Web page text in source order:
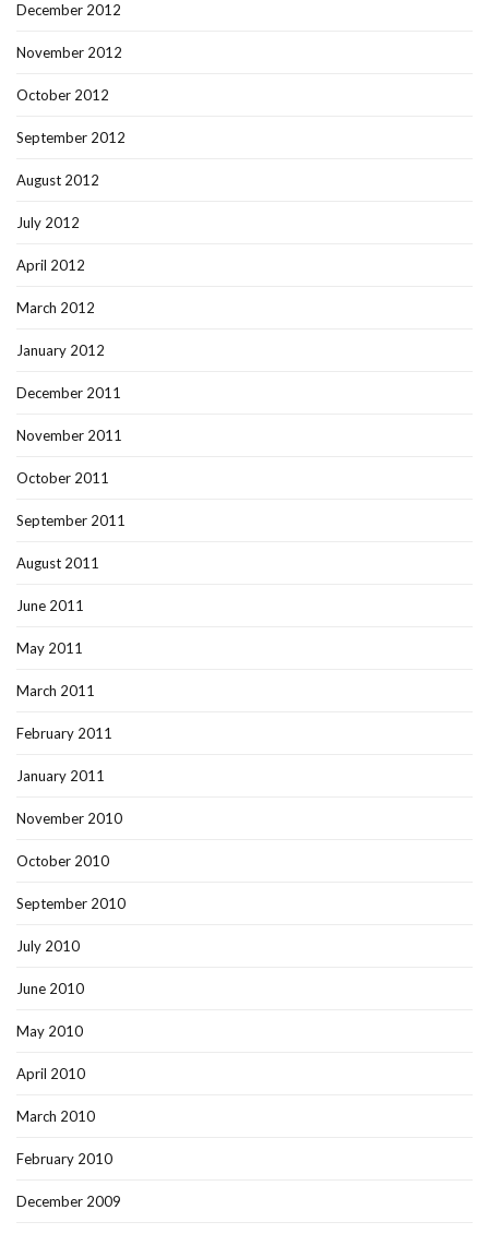
December 2012
November 2012
October 2012
September 2012
August 2012
July 2012
April 2012
March 2012
January 2012
December 2011
November 2011
October 2011
September 2011
August 2011
June 2011
May 2011
March 2011
February 2011
January 2011
November 2010
October 2010
September 2010
July 2010
June 2010
May 2010
April 2010
March 2010
February 2010
December 2009